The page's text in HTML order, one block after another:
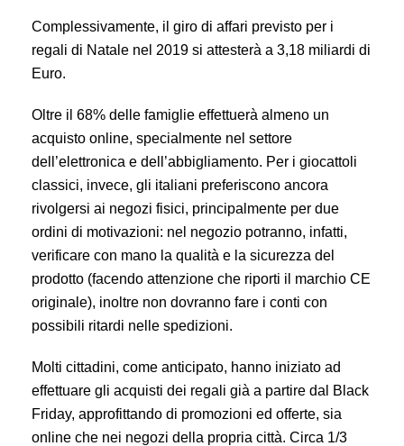
Complessivamente, il giro di affari previsto per i
regali di Natale nel 2019 si attesterà a 3,18 miliardi di
Euro.
Oltre il 68% delle famiglie effettuerà almeno un
acquisto online, specialmente nel settore
dell’elettronica e dell’abbigliamento. Per i giocattoli
classici, invece, gli italiani preferiscono ancora
rivolgersi ai negozi fisici, principalmente per due
ordini di motivazioni: nel negozio potranno, infatti,
verificare con mano la qualità e la sicurezza del
prodotto (facendo attenzione che riporti il marchio CE
originale), inoltre non dovranno fare i conti con
possibili ritardi nelle spedizioni.
Molti cittadini, come anticipato, hanno iniziato ad
effettuare gli acquisti dei regali già a partire dal Black
Friday, approfittando di promozioni ed offerte, sia
online che nei negozi della propria città. Circa 1/3